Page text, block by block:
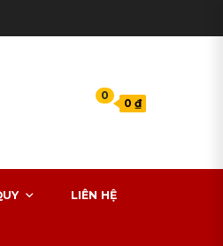
0
0 ₫
LIÊN HỆ